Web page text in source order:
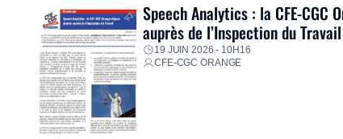
Speech Analytics : la CFE-CGC
auprès de l’Inspection du Travail
19 JUIN 2026 - 10H16
CFE-CGC ORANGE